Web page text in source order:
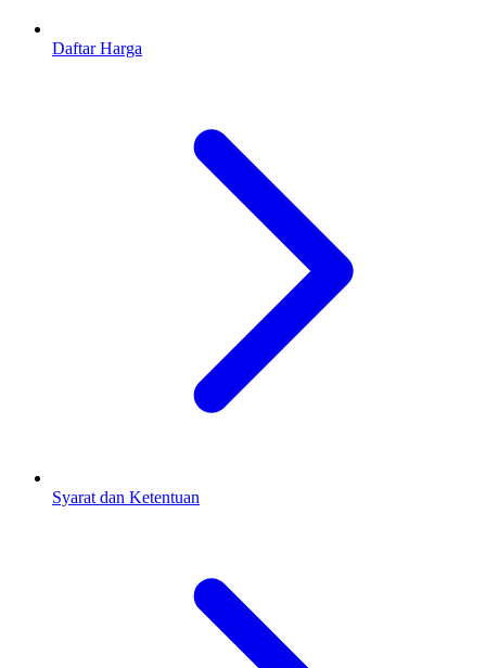
Daftar Harga
Syarat dan Ketentuan